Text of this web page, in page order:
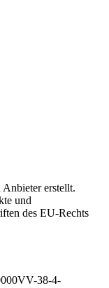
erstellt.
und
des EU-Rechts
38-4-